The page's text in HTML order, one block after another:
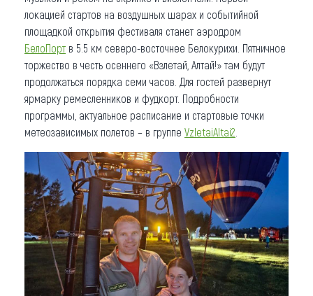
локацией стартов на воздушных шарах и событийной
площадкой открытия фестиваля станет аэродром
БелоПорт в 5.5 км северо-восточнее Белокурихи. Пятничное
торжество в честь осеннего «Взлетай, Алтай!» там будут
продолжаться порядка семи часов. Для гостей развернут
ярмарку ремесленников и фудкорт. Подробности
программы, актуальное расписание и стартовые точки
метеозависимых полетов – в группе VzletaiAltai2